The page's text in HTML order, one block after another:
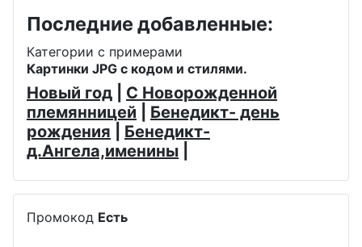
Последние добавленные:
Категории с примерами
Картинки JPG с кодом и стилями.
Новый год
С Новорожденной
племянницей
Бенедикт- день
рождения
Бенедикт-
д.Ангела,именины
Промокод Есть